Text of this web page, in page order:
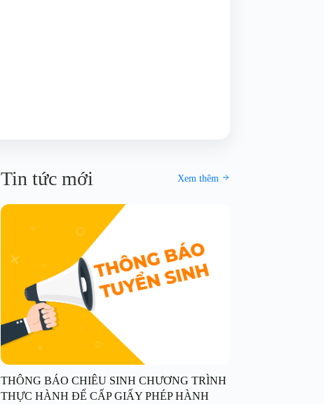
Tin tức mới Xem thêm
THÔNG BÁO CHIÊU SINH CHƯƠNG TRÌNH
THỰC HÀNH ĐỂ CẤP GIẤY PHÉP HÀNH